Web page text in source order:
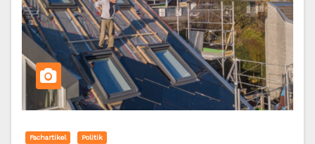
Fachartikel Politik